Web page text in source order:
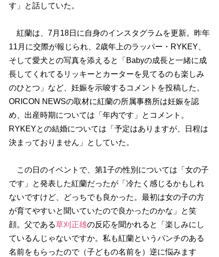
す」と話していた。
紅蘭は、7月18日に自身のインスタグラムを更新。昨年
11月に交際が報じられ、2歳年上のラッパー・RYKEY、
そして愛犬との写真を添えると「Babyの成長と一緒に成
長してくれてるリッキーとカーターを見てるのも楽しみ
のひとつ」など、妊娠を示唆するコメントを投稿した。
ORICON NEWSの取材に紅蘭の所属事務所は妊娠を認
め、出産時期については「年内です」とコメント。
RYKEYとの結婚については「予定はありますが、日程は
決まっておりません」としていた。
この日のイベントで、第1子の性別については「女の子
です」と発表した紅蘭だったが「冷たく感じるかもしれ
ないですけど、どっちでも良かった。最初は女の子の方
が育てやすいと聞いていたので良かったのかな」と笑
顔。父である草刈正雄の反応を聞かれると「楽しみにし
ているんじゃないですか。私も紅蘭というパンチのある
名前をもらったので（子どもの名前を）逆に悩みます